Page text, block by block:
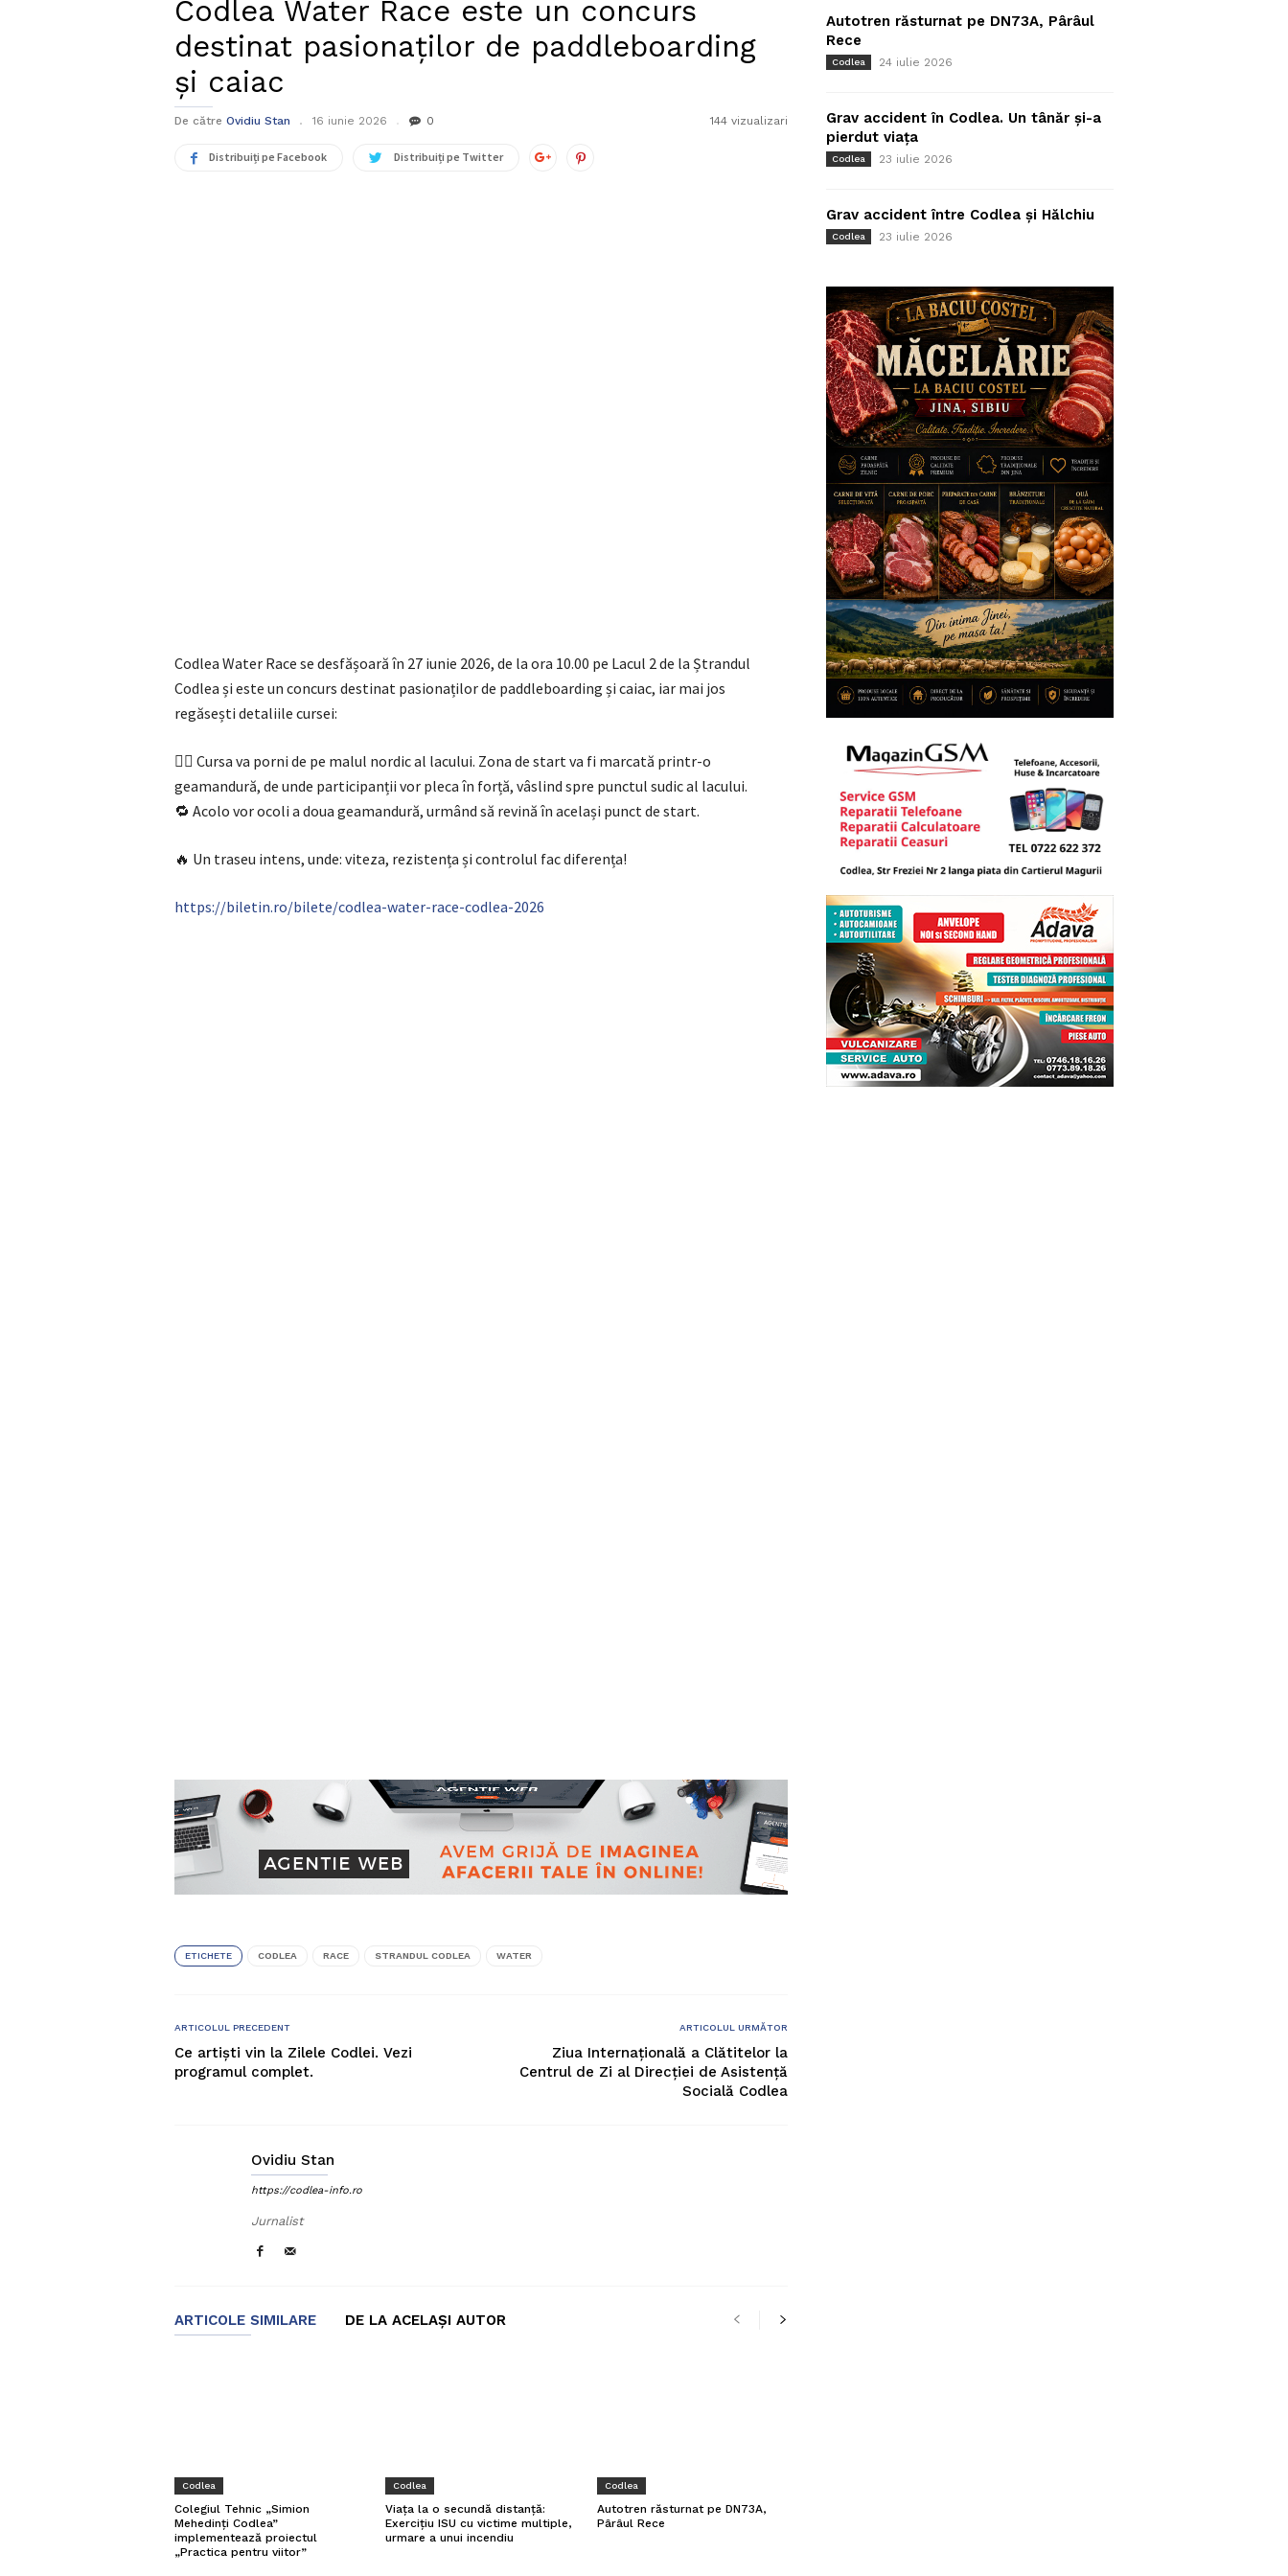
Codlea Water Race este un concurs
destinat pasionaților de paddleboarding
și caiac
De către Ovidiu Stan 16 iunie 2026 0 144 vizualizari
Distribuiți pe Facebook Distribuiți pe Twitter
Codlea Water Race se desfășoară în 27 iunie 2026, de la ora 10.00 pe Lacul 2 de la Ștrandul
Codlea și este un concurs destinat pasionaților de paddleboarding și caiac, iar mai jos
regăsești detaliile cursei:
🏄‍♂️ Cursa va porni de pe malul nordic al lacului. Zona de start va fi marcată printr-o
geamandură, de unde participanții vor pleca în forță, vâslind spre punctul sudic al lacului.
🔁 Acolo vor ocoli a doua geamandură, urmând să revină în același punct de start.
🔥 Un traseu intens, unde: viteza, rezistența și controlul fac diferența!
https://biletin.ro/bilete/codlea-water-race-codlea-2026
ETICHETE CODLEA RACE STRANDUL CODLEA WATER
ARTICOLUL PRECEDENT
Ce artiști vin la Zilele Codlei. Vezi
programul complet.
ARTICOLUL URMĂTOR
Ziua Internațională a Clătitelor la
Centrul de Zi al Direcției de Asistență
Socială Codlea
Ovidiu Stan
https://codlea-info.ro
Jurnalist
ARTICOLE SIMILARE DE LA ACELAȘI AUTOR
Codlea
Colegiul Tehnic „Simion
Mehedinți Codlea”
implementează proiectul
„Practica pentru viitor”
Codlea
Viața la o secundă distanță:
Exercițiu ISU cu victime multiple,
urmare a unui incendiu
Codlea
Autotren răsturnat pe DN73A,
Pârâul Rece
Autotren răsturnat pe DN73A, Pârâul
Rece
Codlea 24 iulie 2026
Grav accident în Codlea. Un tânăr și-a
pierdut viața
Codlea 23 iulie 2026
Grav accident între Codlea și Hălchiu
Codlea 23 iulie 2026